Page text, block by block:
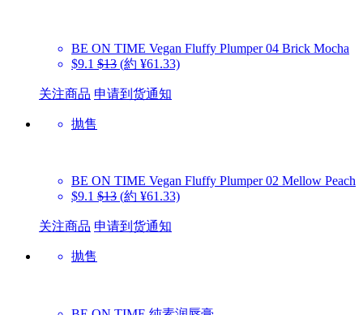
BE ON TIME Vegan Fluffy Plumper 04 Brick Mocha
$9.1 $13 (約 ¥61.33)
关注商品 申请到货通知
抛售
BE ON TIME Vegan Fluffy Plumper 02 Mellow Peach
$9.1 $13 (約 ¥61.33)
关注商品 申请到货通知
抛售